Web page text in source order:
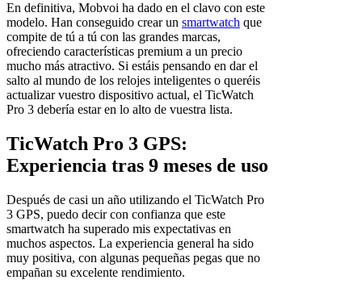
En definitiva, Mobvoi ha dado en el clavo con este
modelo. Han conseguido crear un smartwatch que
compite de tú a tú con las grandes marcas,
ofreciendo características premium a un precio
mucho más atractivo. Si estáis pensando en dar el
salto al mundo de los relojes inteligentes o queréis
actualizar vuestro dispositivo actual, el TicWatch
Pro 3 debería estar en lo alto de vuestra lista.
TicWatch Pro 3 GPS:
Experiencia tras 9 meses de uso
Después de casi un año utilizando el TicWatch Pro
3 GPS, puedo decir con confianza que este
smartwatch ha superado mis expectativas en
muchos aspectos. La experiencia general ha sido
muy positiva, con algunas pequeñas pegas que no
empañan su excelente rendimiento.